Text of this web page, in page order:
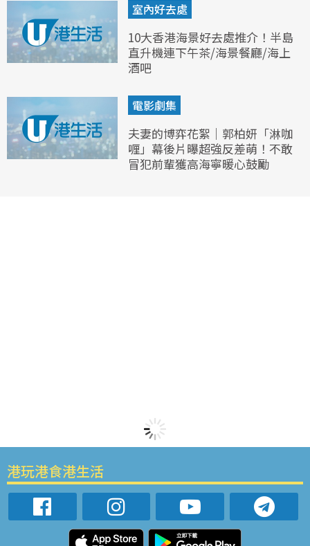
室內好去處
10大香港海景好去處推介！半島
直升機連下午茶/海景餐廳/海上
酒吧
電影劇集
夫妻的博弈花絮｜郭柏妍「淋咖
喱」幕後片曝超強反差萌！不敢
冒犯前輩獲高海寧暖心鼓勵
港玩港食港生活